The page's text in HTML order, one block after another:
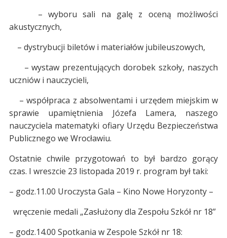
– wyboru sali na galę z oceną możliwości
akustycznych,
– dystrybucji biletów i materiałów jubileuszowych,
– wystaw prezentujących dorobek szkoły, naszych
uczniów i nauczycieli,
– współpraca z absolwentami i urzędem miejskim w
sprawie upamiętnienia Józefa Lamera, naszego
nauczyciela matematyki ofiary Urzędu Bezpieczeństwa
Publicznego we Wrocławiu.
Ostatnie chwile przygotowań to był bardzo gorący
czas. I wreszcie 23 listopada 2019 r. program był taki:
– godz.11.00 Uroczysta Gala – Kino Nowe Horyzonty –
wręczenie medali „Zasłużony dla Zespołu Szkół nr 18”
– godz.14.00 Spotkania w Zespole Szkół nr 18: